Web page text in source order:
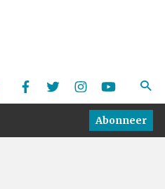
Abonneer